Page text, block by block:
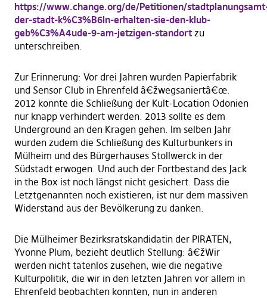
https://www.change.org/de/Petitionen/
der-stadt-k%C3%B6ln-erhalten-sie-den-klub-
geb%C3%A4ude-9-am-jetzigen-standortzu
unterschreiben.
Zur Erinnerung: Vor drei Jahren wurden Papierfabrik
und Sensor Club in Ehrenfeld â€žwegsaniertâ€œ.
2012 konnte die Schließung der Kult-Location Odonien
nur knapp verhindert werden. 2013 sollte es dem
Underground an den Kragen gehen. Im selben Jahr
wurden zudem die Schließung des Kulturbunkers in
Mülheim und des Bürgerhauses Stollwerck in der
Südstadt erwogen. Und auch der Fortbestand des Jack
in the Box ist noch längst nicht gesichert. Dass die
Letztgenannten noch existieren, ist nur dem massiven
Widerstand aus der Bevölkerung zu danken.
Die Mülheimer Bezirksratskandidatin der PIRATEN,
Yvonne Plum, bezieht deutlich Stellung: â€žWir
werden nicht tatenlos zusehen, wie die negative
Kulturpolitik, die wir in den letzten Jahren vor allem in
Ehrenfeld beobachten konnten, nun in anderen